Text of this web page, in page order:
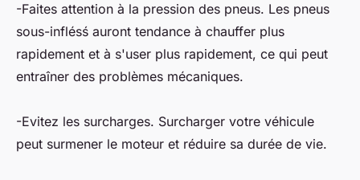
-Faites attention à la pression des pneus. Les pneus
sous-inflésś auront tendance à chauffer plus
rapidement et à s'user plus rapidement, ce qui peut
entraîner des problèmes mécaniques.
-Evitez les surcharges. Surcharger votre véhicule
peut surmener le moteur et réduire sa durée de vie.